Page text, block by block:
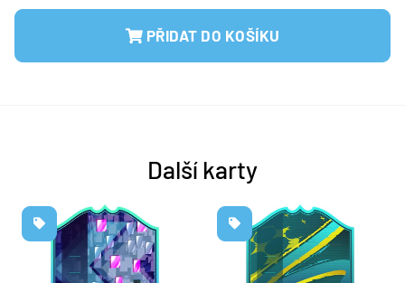
PŘIDAT DO KOŠÍKU
Další karty